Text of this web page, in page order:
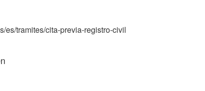
es/tramites/cita-previa-registro-civil